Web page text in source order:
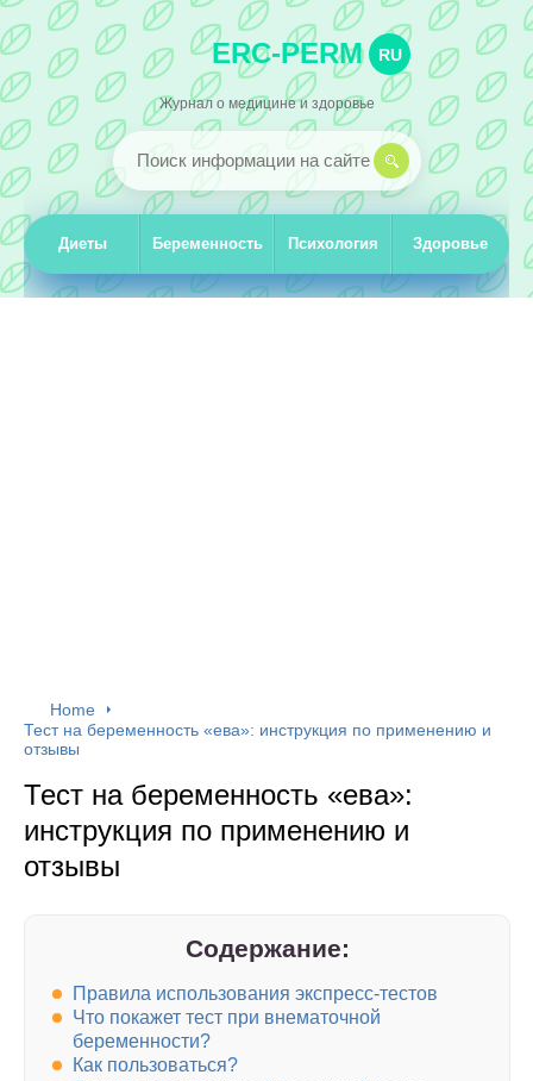
ERC-PERM RU
Журнал о медицине и здоровье
Диеты Беременность Психология Здоровье
Home
Тест на беременность «ева»: инструкция по применению и
отзывы
Тест на беременность «ева»:
инструкция по применению и
отзывы
Содержание:
Правила использования экспресс-тестов
Что покажет тест при внематочной
беременности?
Как пользоваться?